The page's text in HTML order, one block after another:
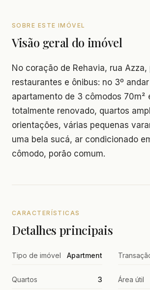
SOBRE ESTE IMÓVEL
Visão geral do imóvel
No coração de Rehavia, rua
restaurantes e ônibus: no 3º
apartamento de 3 cômodos 70m²
totalmente renovado, quartos
orientações, várias pequenas
uma bela sucá, ar condicionado
cômodo, porão comum.
CARACTERÍSTICAS
Detalhes principais
Tipo de imóvel Apartment
Quartos 3 Área útil